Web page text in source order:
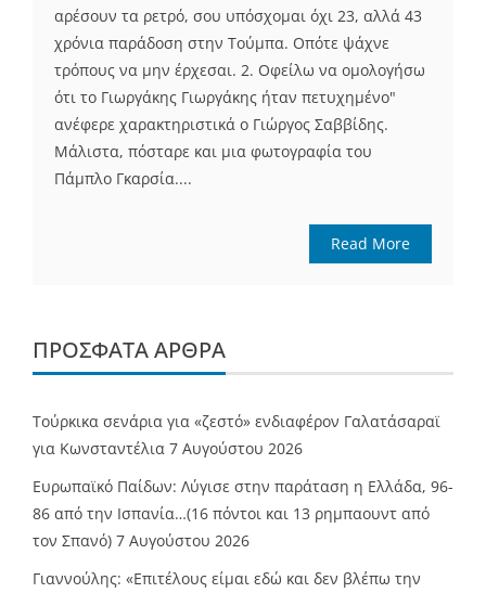
αρέσουν τα ρετρό, σου υπόσχομαι όχι 23, αλλά 43
χρόνια παράδοση στην Τούμπα. Οπότε ψάχνε
τρόπους να μην έρχεσαι. 2. Οφείλω να ομολογήσω
ότι το Γιωργάκης Γιωργάκης ήταν πετυχημένο"
ανέφερε χαρακτηριστικά ο Γιώργος Σαββίδης.
Mάλιστα, πόσταρε και μια φωτογραφία του
Πάμπλο Γκαρσία....
Read More
ΠΡΌΣΦΑΤΑ ΆΡΘΡΑ
Τούρκικα σενάρια για «ζεστό» ενδιαφέρον Γαλατάσαραϊ
για Κωνσταντέλια 7 Αυγούστου 2026
Ευρωπαϊκό Παίδων: Λύγισε στην παράταση η Ελλάδα, 96-
86 από την Ισπανία…(16 πόντοι και 13 ρημπαουντ από
τον Σπανό) 7 Αυγούστου 2026
Γιαννούλης: «Επιτέλους είμαι εδώ και δεν βλέπω την